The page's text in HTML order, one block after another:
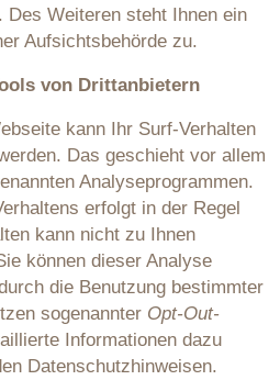
Des Weiteren steht Ihnen ein
Aufsichtsbehörde zu.
von Drittanbietern
kann Ihr Surf-Verhalten
Das geschieht vor allem
Analyseprogrammen.
erfolgt in der Regel
kann nicht zu Ihnen
können dieser Analyse
die Benutzung bestimmter
sogenannter Opt-Out-
Informationen dazu
Datenschutzhinweisen.